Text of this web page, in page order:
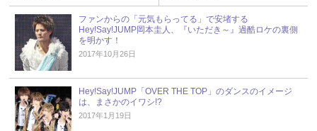
ファンからの「元気もらってる」で安堵する
Hey!Say!JUMP岡本圭人、『いただき～』過酷ロケの裏側
を明かす！
2017年10月26日
Hey!Say!JUMP「OVER THE TOP」のダンスのイメージ
は、まさかのイワシ!?
2017年1月19日